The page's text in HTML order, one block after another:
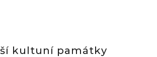
kultuní památky